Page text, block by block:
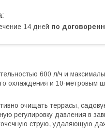
14 дней по
600 л/ч и
охлаждения и 10-метровым
очищать террасы,
регулировку давления в
струю, удаляющую